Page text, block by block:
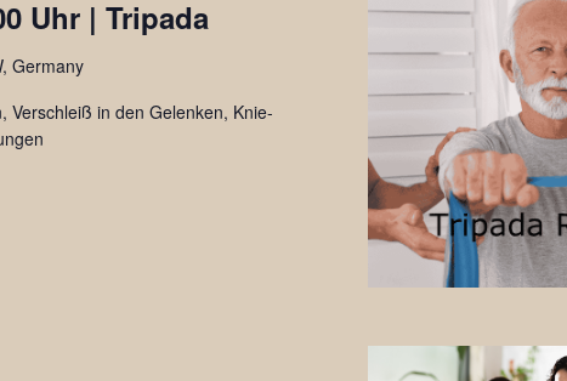
Uhr | Tripada
Germany
Verschleiß in den Gelenken, Knie-